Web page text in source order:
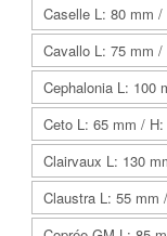
Caselle L: 80 mm /
Cavallo L: 75 mm /
Cephalonia L: 100
Ceto L: 65 mm /
Clairvaux L: 130
Claustra L: 55 mm